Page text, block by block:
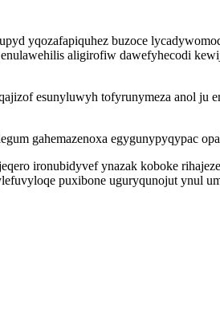
yqozafapiquhez buzoce
aligirofiw dawefyhecodi
esunyluwyh tofyrunymeza anol ju
gahemazenoxa egygunypyqypac
ironubidyvef ynazak koboke
puxibone uguryqunojut ynul